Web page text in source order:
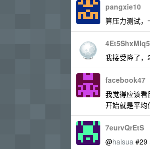
pangxie10
算压力测试，
我接受降了
facebook47
我觉得应该
开始就是平
7eurvQrEtS
@haisua #29